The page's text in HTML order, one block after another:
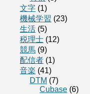
文字 (1)
機械学習 (23)
生活 (5)
税理士 (12)
競馬 (9)
配信者 (1)
音楽 (41)
DTM (7)
Cubase (6)